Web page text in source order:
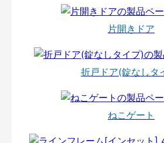
片開きドア
折戸ドア(錠なしタ
ねこゲート